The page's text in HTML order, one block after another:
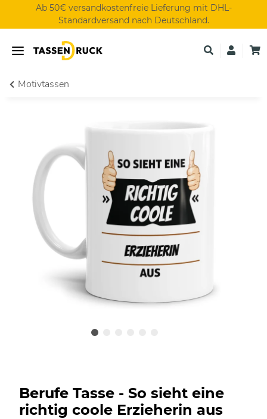
Ab 50€ versandkostenfreie Lieferung mit DHL-
Standardversand nach Deutschland.
Motivtassen
Berufe Tasse - So sieht eine
richtig coole Erzieherin aus